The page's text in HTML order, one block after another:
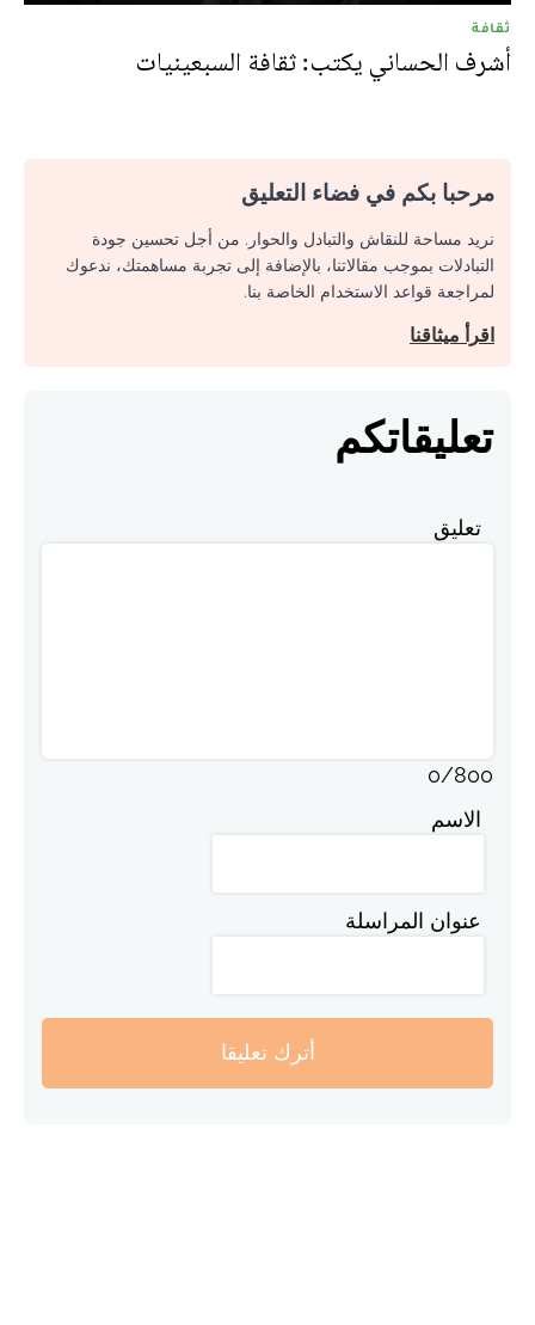
ثقافة
أشرف الحساني يكتب: ثقافة السبعينيات
مرحبا بكم في فضاء التعليق
نريد مساحة للنقاش والتبادل والحوار. من أجل تحسين جودة
التبادلات بموجب مقالاتنا، بالإضافة إلى تجربة مساهمتك، ندعوك
لمراجعة قواعد الاستخدام الخاصة بنا.
اقرأ ميثاقنا
تعليقاتكم
تعليق
0/800
الاسم
عنوان المراسلة
أترك تعليقا